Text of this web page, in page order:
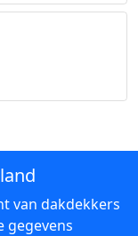
van dakdekkers
gegevens